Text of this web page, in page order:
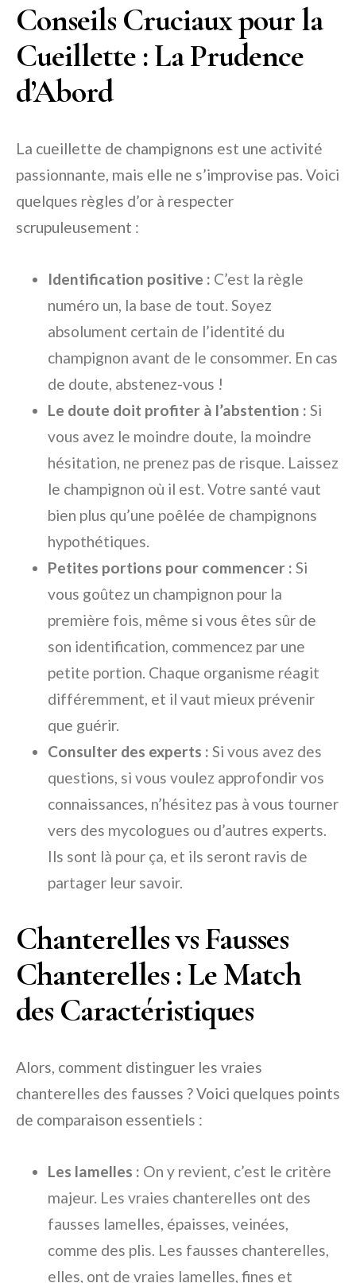
Conseils Cruciaux pour la
Cueillette : La Prudence
d’Abord
La cueillette de champignons est une activité
passionnante, mais elle ne s’improvise pas. Voici
quelques règles d’or à respecter
scrupuleusement :
Identification positive : C’est la règle
numéro un, la base de tout. Soyez
absolument certain de l’identité du
champignon avant de le consommer. En cas
de doute, abstenez-vous !
Le doute doit profiter à l’abstention : Si
vous avez le moindre doute, la moindre
hésitation, ne prenez pas de risque. Laissez
le champignon où il est. Votre santé vaut
bien plus qu’une poêlée de champignons
hypothétiques.
Petites portions pour commencer : Si
vous goûtez un champignon pour la
première fois, même si vous êtes sûr de
son identification, commencez par une
petite portion. Chaque organisme réagit
différemment, et il vaut mieux prévenir
que guérir.
Consulter des experts : Si vous avez des
questions, si vous voulez approfondir vos
connaissances, n’hésitez pas à vous tourner
vers des mycologues ou d’autres experts.
Ils sont là pour ça, et ils seront ravis de
partager leur savoir.
Chanterelles vs Fausses
Chanterelles : Le Match
des Caractéristiques
Alors, comment distinguer les vraies
chanterelles des fausses ? Voici quelques points
de comparaison essentiels :
Les lamelles : On y revient, c’est le critère
majeur. Les vraies chanterelles ont des
fausses lamelles, épaisses, veinées,
comme des plis. Les fausses chanterelles,
elles, ont de vraies lamelles, fines et